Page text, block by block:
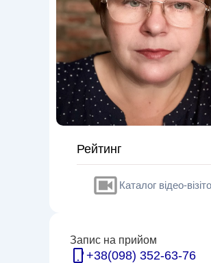
Рейтинг
Каталог відео-
Запис на прийом
+38(098) 352-63-76